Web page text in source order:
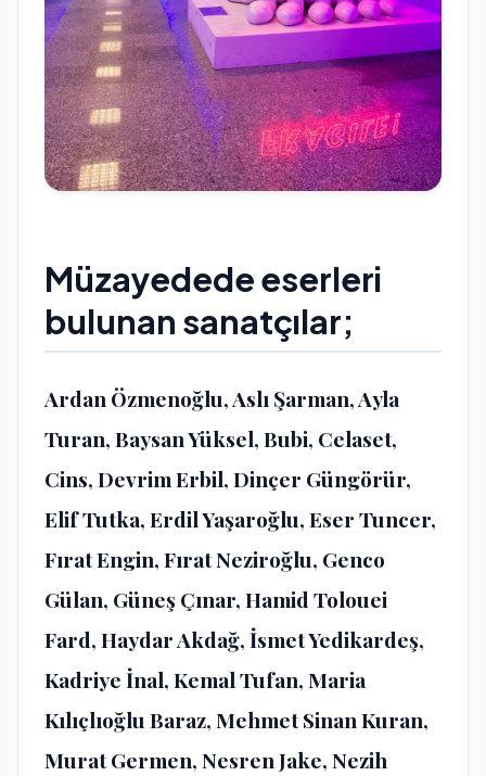
Müzayedede eserleri
bulunan sanatçılar;
Ardan Özmenoğlu, Aslı Şarman, Ayla
Turan, Baysan Yüksel, Bubi, Celaset,
Cins, Devrim Erbil, Dinçer Güngörür,
Elif Tutka, Erdil Yaşaroğlu, Eser Tuncer,
Fırat Engin, Fırat Neziroğlu, Genco
Gülan, Güneş Çınar, Hamid Tolouei
Fard, Haydar Akdağ, İsmet Yedikardeş,
Kadriye İnal, Kemal Tufan, Maria
Kılıçlıoğlu Baraz, Mehmet Sinan Kuran,
Murat Germen, Nesren Jake, Nezih